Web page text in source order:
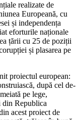
realizate de
Europeană, cu
și independența
eforturile naționale
țării cu 25 de poziții
și plasarea pe
proiectul european:
după cel de-
pe lege,
din Republica
acest proiect de